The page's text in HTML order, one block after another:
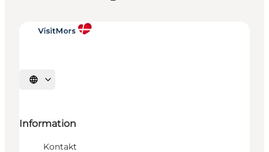
Vælg sprog
Information
Kontakt